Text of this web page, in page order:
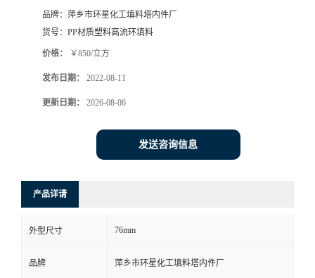
品牌： 萍乡市环星化工填料塔内件厂
货号： PP材质塑料高流环填料
价格： ￥850/立方
发布日期： 2022-08-11
更新日期： 2026-08-06
发送咨询信息
产品详请
外型尺寸 76mm
品牌 萍乡市环星化工填料塔内件厂